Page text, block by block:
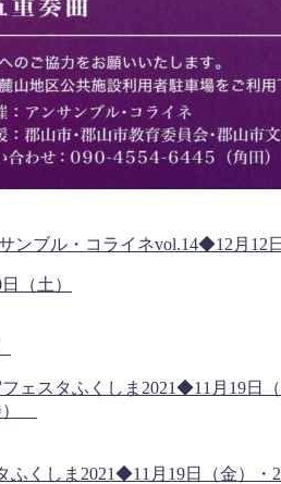
ンブル・コライネvol.14◆12月12
ふくしま2021◆11月19日（金）